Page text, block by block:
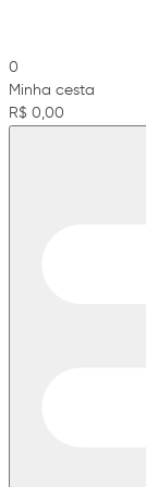
0
Minha cesta
R$ 0,00